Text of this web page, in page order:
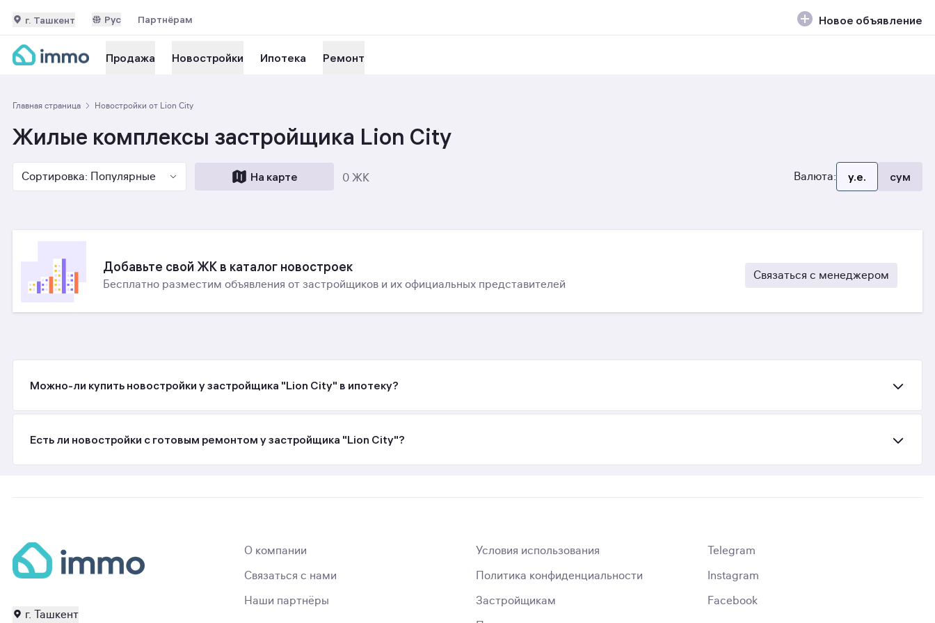
г. Ташкент Рус Партнёрам Новое объявление
Продажа Новостройки Ипотека Ремонт
Главная страница Новостройки от Lion City
Жилые комплексы застройщика Lion City
Сортировка: Популярные На карте 0 ЖК Валюта: y.e. сум
Добавьте свой ЖК в каталог новостроек
Бесплатно разместим объявления от застройщиков и их официальных представителей
Связаться с менеджером
Можно-ли купить новостройки у застройщика "Lion City" в ипотеку?
Есть ли новостройки с готовым ремонтом у застройщика "Lion City"?
г. Ташкент
О компании
Связаться с нами
Наши партнёры
Условия использования
Политика конфиденциальности
Застройщикам
Telegram
Instagram
Facebook